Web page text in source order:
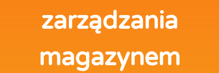
zarządzania
magazynem